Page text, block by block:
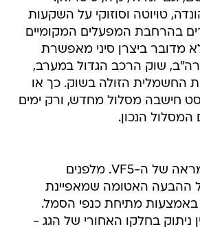
טויוטה וסוזוקי על השקעות
בהרחבת המפעלים המקומיים
מדובר ביצרן סיני מאפשרת
שוק הרכב הגדול במערב,
החשמלית הזולה בשוק. כך או
חישבה מסלול מחדש, ורק ימים
המסלול הנכון.
יש משהו חמוד במראה של ה-VF5. מלפנים
ההבעה האטומה שמאפיינת
באמצעות מתיחת כנפי הסמל.
ניתוק בחלקו האחורי של הגג -